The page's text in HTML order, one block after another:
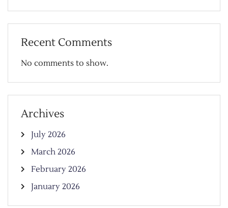
Recent Comments
No comments to show.
Archives
July 2026
March 2026
February 2026
January 2026